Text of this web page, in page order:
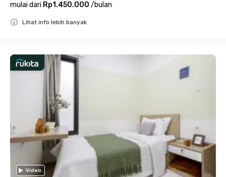
mulai dari Rp1.450.000 /bulan
Lihat info lebih banyak
Video